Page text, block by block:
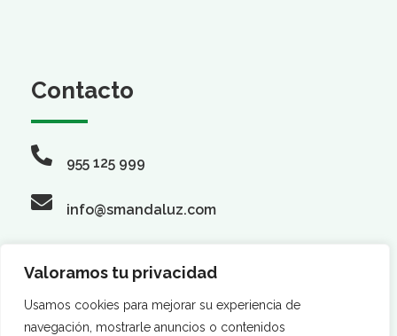
Valoramos tu privacidad
Usamos cookies para mejorar su experiencia de
navegación, mostrarle anuncios o contenidos
Contacto
955 125 999
info@smandaluz.com
Síguenos